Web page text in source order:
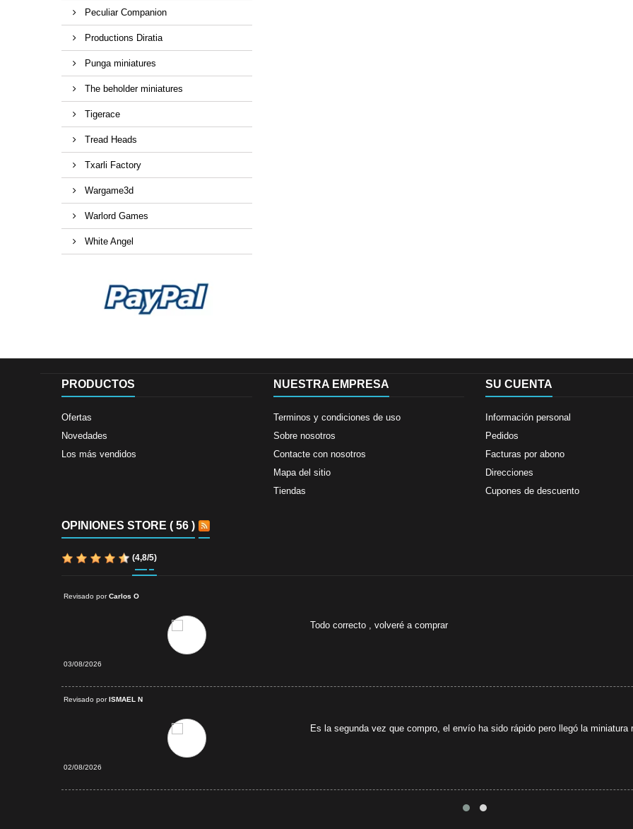
Peculiar Companion
Productions Diratia
Punga miniatures
The beholder miniatures
Tigerace
Tread Heads
Txarli Factory
Wargame3d
Warlord Games
White Angel
PRODUCTOS
Ofertas
Novedades
Los más vendidos
NUESTRA EMPRESA
Terminos y condiciones de uso
Sobre nosotros
Contacte con nosotros
Mapa del sitio
Tiendas
SU CUENTA
Información personal
Pedidos
Facturas por abono
Direcciones
Cupones de descuento
OPINIONES STORE ( 56 )
(4,8/5)
Revisado porCarlos O
Todo correcto , volveré a comprar
03/08/2026
Revisado porISMAEL N
Es la segunda vez que compro, el envío ha sido rápido pero llegó la miniatura
02/08/2026